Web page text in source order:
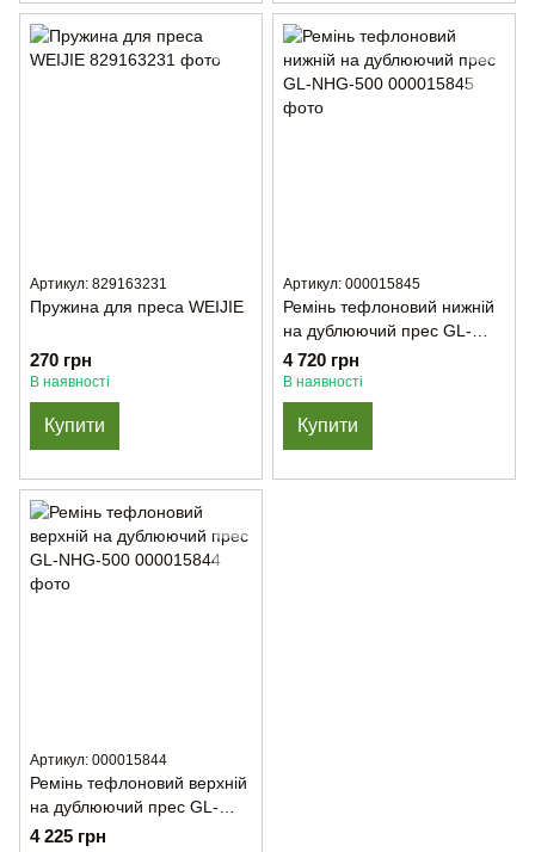
Артикул: 829163231
Пружина для преса WEIJIE
270 грн
В наявності
Купити
Артикул: 000015845
Ремінь тефлоновий нижній
на дублюючий прес GL-
NHG-500
4 720 грн
В наявності
Купити
Артикул: 000015844
Ремінь тефлоновий верхній
на дублюючий прес GL-
NHG-500
4 225 грн